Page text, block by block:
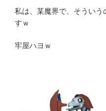
私は、某魔界で、そういう
すｗ
牢屋ハヨｗ